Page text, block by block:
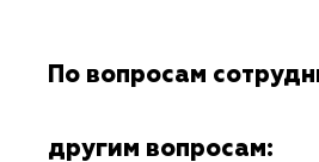
По вопросам
другим вопросам: